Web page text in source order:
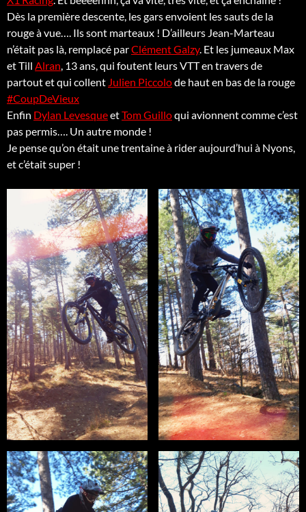
Dès la première descente, les gars envoient les sauts de la
rouge à vue…. Ils sont marteaux ! D’ailleurs Jean-Marteau
n’était pas là, remplacé parClément Galzy. Et les jumeaux Max
et Till Alran, 13 ans, qui foutent leurs VTT en travers de
partout et qui collent Julien Piccolode haut en bas de la rouge
#CoupDeVieux
Enfin Dylan LevesqueetTom Guilloqui avionnent comme c’est
pas permis…. Un autre monde !
Je pense qu’on était une trentaine à rider aujourd’hui à Nyons,
et c’était super !